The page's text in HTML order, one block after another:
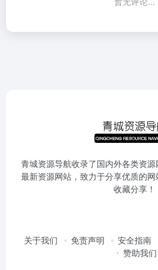
青城资源导航收录了国内外各类资
最新资源网站，致力于分享优质的
收藏分享！
关于我们 免责声明 安全指南
赞助我们